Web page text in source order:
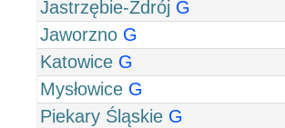
Jastrzębie-Zdrój G
Jaworzno G
Katowice G
Mysłowice G
Piekary Śląskie G